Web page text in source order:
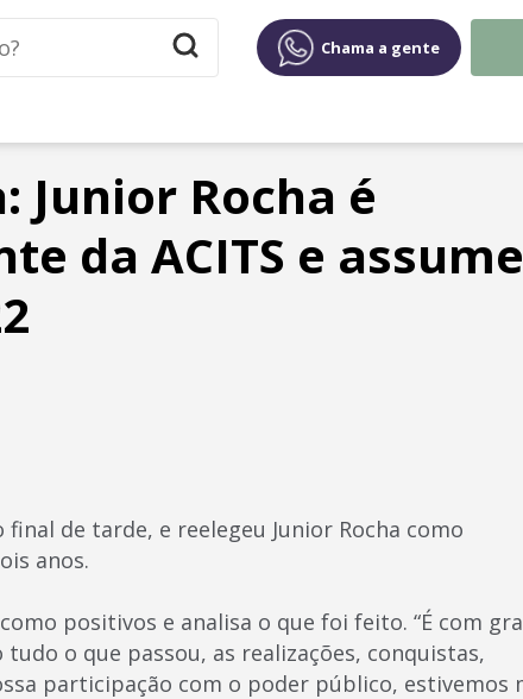
Chama a gente
Junior Rocha é
da ACITS e assume
de tarde, e reelegeu Junior Rocha como
anos.
positivos e analisa o que foi feito. “É com
o que passou, as realizações, conquistas,
participação com o poder público, estivemos